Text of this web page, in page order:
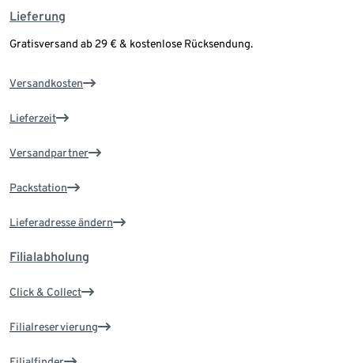
Lieferung
Gratisversand ab 29 € & kostenlose Rücksendung.
Versandkosten
Lieferzeit
Versandpartner
Packstation
Lieferadresse ändern
Filialabholung
Click & Collect
Filialreservierung